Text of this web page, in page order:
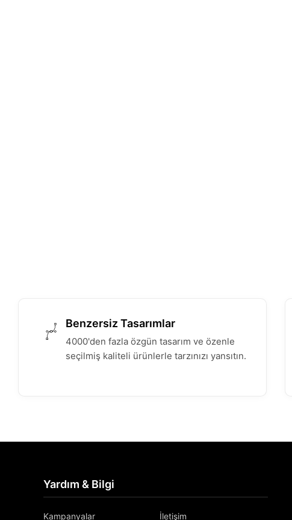
Benzersiz Tasarımlar
4000'den fazla özgün tasarım ve özenle
seçilmiş kaliteli ürünlerle tarzınızı yansıtın.
Yardım & Bilgi
Kampanyalar İletişim